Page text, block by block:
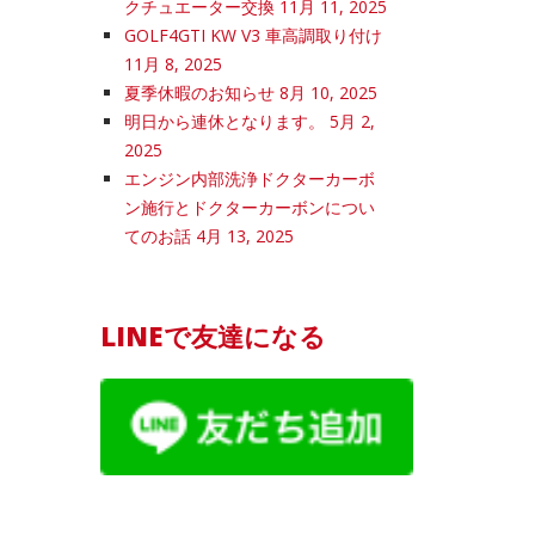
クチュエーター交換 11月 11, 2025
GOLF4GTI KW V3 車高調取り付け
11月 8, 2025
夏季休暇のお知らせ 8月 10, 2025
明日から連休となります。
5月 2,
2025
エンジン内部洗浄ドクターカーボ
ン施行とドクターカーボンについ
てのお話 4月 13, 2025
LINEで友達になる